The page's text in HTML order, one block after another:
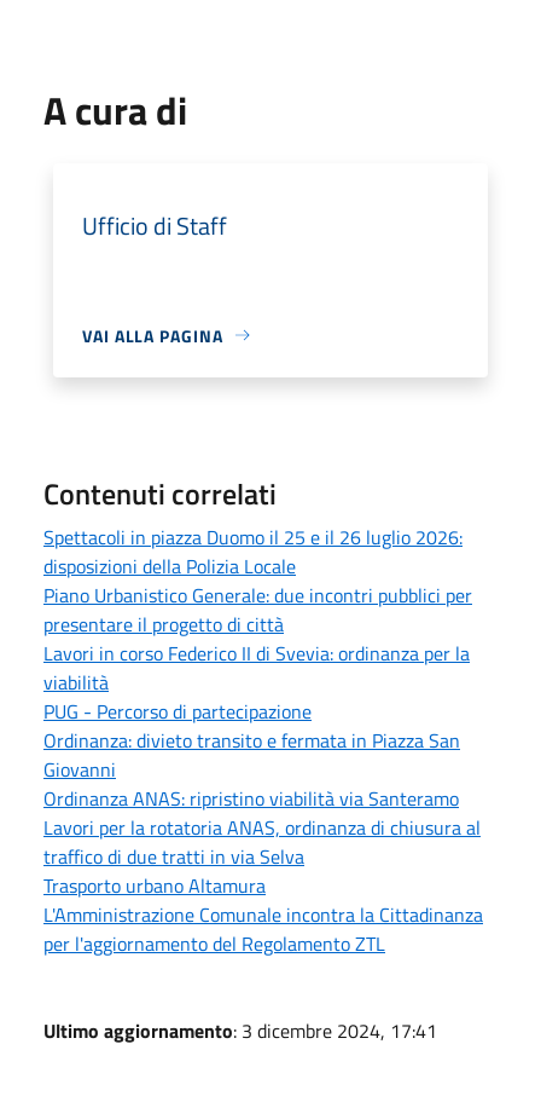
A cura di
Ufficio di Staff
VAI ALLA PAGINA
Contenuti correlati
Spettacoli in piazza Duomo il 25 e il 26 luglio 2026:
disposizioni della Polizia Locale
Piano Urbanistico Generale: due incontri pubblici per
presentare il progetto di città
Lavori in corso Federico II di Svevia: ordinanza per la
viabilità
PUG - Percorso di partecipazione
Ordinanza: divieto transito e fermata in Piazza San
Giovanni
Ordinanza ANAS: ripristino viabilità via Santeramo
Lavori per la rotatoria ANAS, ordinanza di chiusura al
traffico di due tratti in via Selva
Trasporto urbano Altamura
L'Amministrazione Comunale incontra la Cittadinanza
per l'aggiornamento del Regolamento ZTL
Ultimo aggiornamento: 3 dicembre 2024, 17:41